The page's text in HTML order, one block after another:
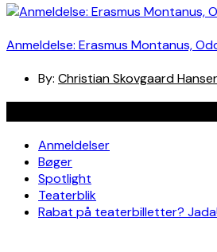
Anmeldelse: Erasmus Montanus,
By: Christian Skovgaard
Anmeldelser
Bøger
Spotlight
Teaterblik
Rabat på teaterbilletter?